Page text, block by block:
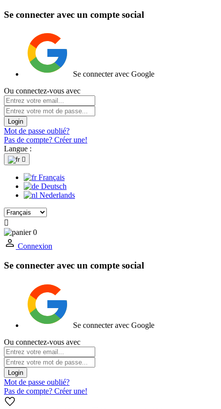
Se connecter avec un compte social
Se connecter avec Google
Ou connectez-vous avec
Login
Mot de passe oublié?
Pas de compte? Créer une!
Langue :

Français
Deutsch
Nederlands

0
Connexion
Se connecter avec un compte social
Se connecter avec Google
Ou connectez-vous avec
Login
Mot de passe oublié?
Pas de compte? Créer une!